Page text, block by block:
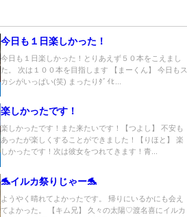
今日も１日楽しかった！
今日も１日楽しかった！とりあえず５０本をこえまし
た。 次は１００本を目指します 【まーくん】 今日もス
カシがいっぱい(笑) まったりﾀﾞｲﾋ...
楽しかったです！
楽しかったです！また来たいです！【つよし】 不安も
あったが楽しくすることができました！【りほと】 楽
しかったです！次は彼女をつれてきます！青...
🐬イルカ祭りじゃー🐬
ようやく晴れてよかったです。 帰りにいるかにも会え
てよかった。 【キム兄】 久々の太陽♡渡名喜にイルカ